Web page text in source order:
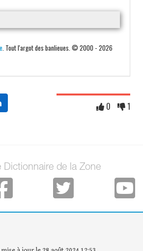
. Tout l'argot des banlieues. © 2000 - 2026
0 1
Dictionnaire de la Zone